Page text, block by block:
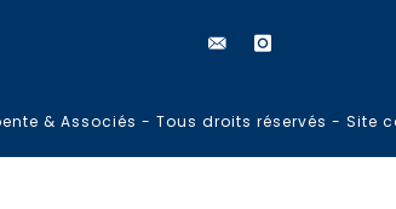
& Associés - Tous droits réservés - Site